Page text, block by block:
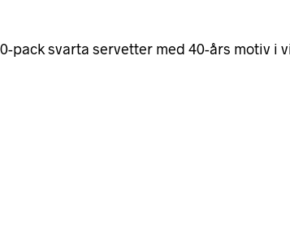
pack svarta servetter med 40-års motiv i